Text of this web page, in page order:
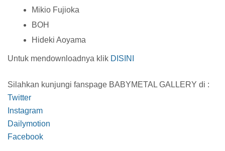
Mikio Fujioka
BOH
Hideki Aoyama
Untuk mendownloadnya klik DISINI
Silahkan kunjungi fanspage BABYMETAL GALLERY di :
Twitter
Instagram
Dailymotion
Facebook